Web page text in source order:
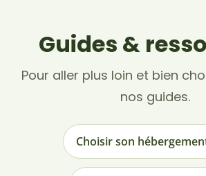
Guides &
Pour aller plus loin et bien
nos guides.
Choisir son